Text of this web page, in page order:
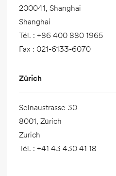
200041, Shanghai
Shanghai
Tél. : +86 400 880 1965
Fax : 021-6133-6070
Zürich
Selnaustrasse 30
8001, Zürich
Zurich
Tél. : +41 43 430 41 18